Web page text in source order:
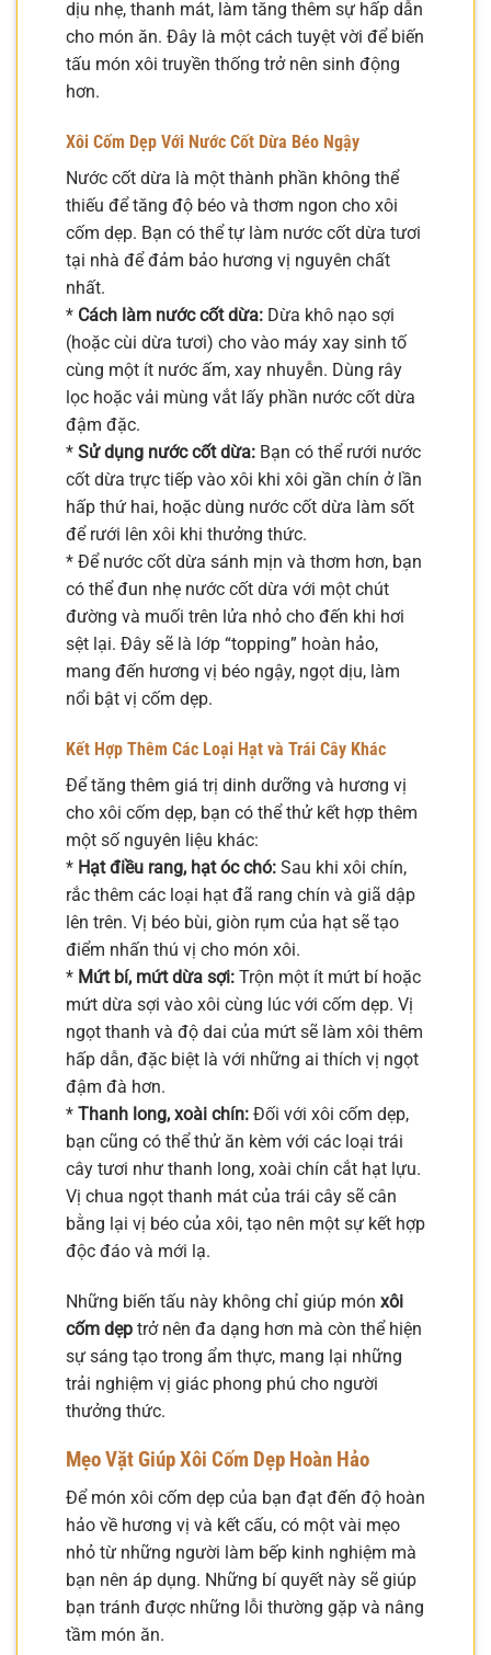
dịu nhẹ, thanh mát, làm tăng thêm sự hấp dẫn
cho món ăn. Đây là một cách tuyệt vời để biến
tấu món xôi truyền thống trở nên sinh động
hơn.
Xôi Cốm Dẹp Với Nước Cốt Dừa Béo Ngậy
Nước cốt dừa là một thành phần không thể
thiếu để tăng độ béo và thơm ngon cho xôi
cốm dẹp. Bạn có thể tự làm nước cốt dừa tươi
tại nhà để đảm bảo hương vị nguyên chất
nhất.
* Cách làm nước cốt dừa: Dừa khô nạo sợi
(hoặc cùi dừa tươi) cho vào máy xay sinh tố
cùng một ít nước ấm, xay nhuyễn. Dùng rây
lọc hoặc vải mùng vắt lấy phần nước cốt dừa
đậm đặc.
* Sử dụng nước cốt dừa: Bạn có thể rưới nước
cốt dừa trực tiếp vào xôi khi xôi gần chín ở lần
hấp thứ hai, hoặc dùng nước cốt dừa làm sốt
để rưới lên xôi khi thưởng thức.
* Để nước cốt dừa sánh mịn và thơm hơn, bạn
có thể đun nhẹ nước cốt dừa với một chút
đường và muối trên lửa nhỏ cho đến khi hơi
sệt lại. Đây sẽ là lớp “topping” hoàn hảo,
mang đến hương vị béo ngậy, ngọt dịu, làm
nổi bật vị cốm dẹp.
Kết Hợp Thêm Các Loại Hạt và Trái Cây Khác
Để tăng thêm giá trị dinh dưỡng và hương vị
cho xôi cốm dẹp, bạn có thể thử kết hợp thêm
một số nguyên liệu khác:
* Hạt điều rang, hạt óc chó: Sau khi xôi chín,
rắc thêm các loại hạt đã rang chín và giã dập
lên trên. Vị béo bùi, giòn rụm của hạt sẽ tạo
điểm nhấn thú vị cho món xôi.
* Mứt bí, mứt dừa sợi: Trộn một ít mứt bí hoặc
mứt dừa sợi vào xôi cùng lúc với cốm dẹp. Vị
ngọt thanh và độ dai của mứt sẽ làm xôi thêm
hấp dẫn, đặc biệt là với những ai thích vị ngọt
đậm đà hơn.
* Thanh long, xoài chín: Đối với xôi cốm dẹp,
bạn cũng có thể thử ăn kèm với các loại trái
cây tươi như thanh long, xoài chín cắt hạt lựu.
Vị chua ngọt thanh mát của trái cây sẽ cân
bằng lại vị béo của xôi, tạo nên một sự kết hợp
độc đáo và mới lạ.
Những biến tấu này không chỉ giúp món xôi
cốm dẹp trở nên đa dạng hơn mà còn thể hiện
sự sáng tạo trong ẩm thực, mang lại những
trải nghiệm vị giác phong phú cho người
thưởng thức.
Mẹo Vặt Giúp Xôi Cốm Dẹp Hoàn Hảo
Để món xôi cốm dẹp của bạn đạt đến độ hoàn
hảo về hương vị và kết cấu, có một vài mẹo
nhỏ từ những người làm bếp kinh nghiệm mà
bạn nên áp dụng. Những bí quyết này sẽ giúp
bạn tránh được những lỗi thường gặp và nâng
tầm món ăn.